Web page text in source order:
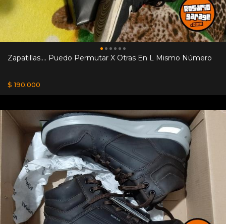
Zapatillas.... Puedo Permutar X Otras En L Mismo Número
$ 190.000